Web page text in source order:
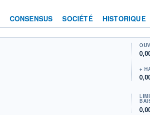
CONSENSUS SOCIÉTÉ HISTORIQUE
+